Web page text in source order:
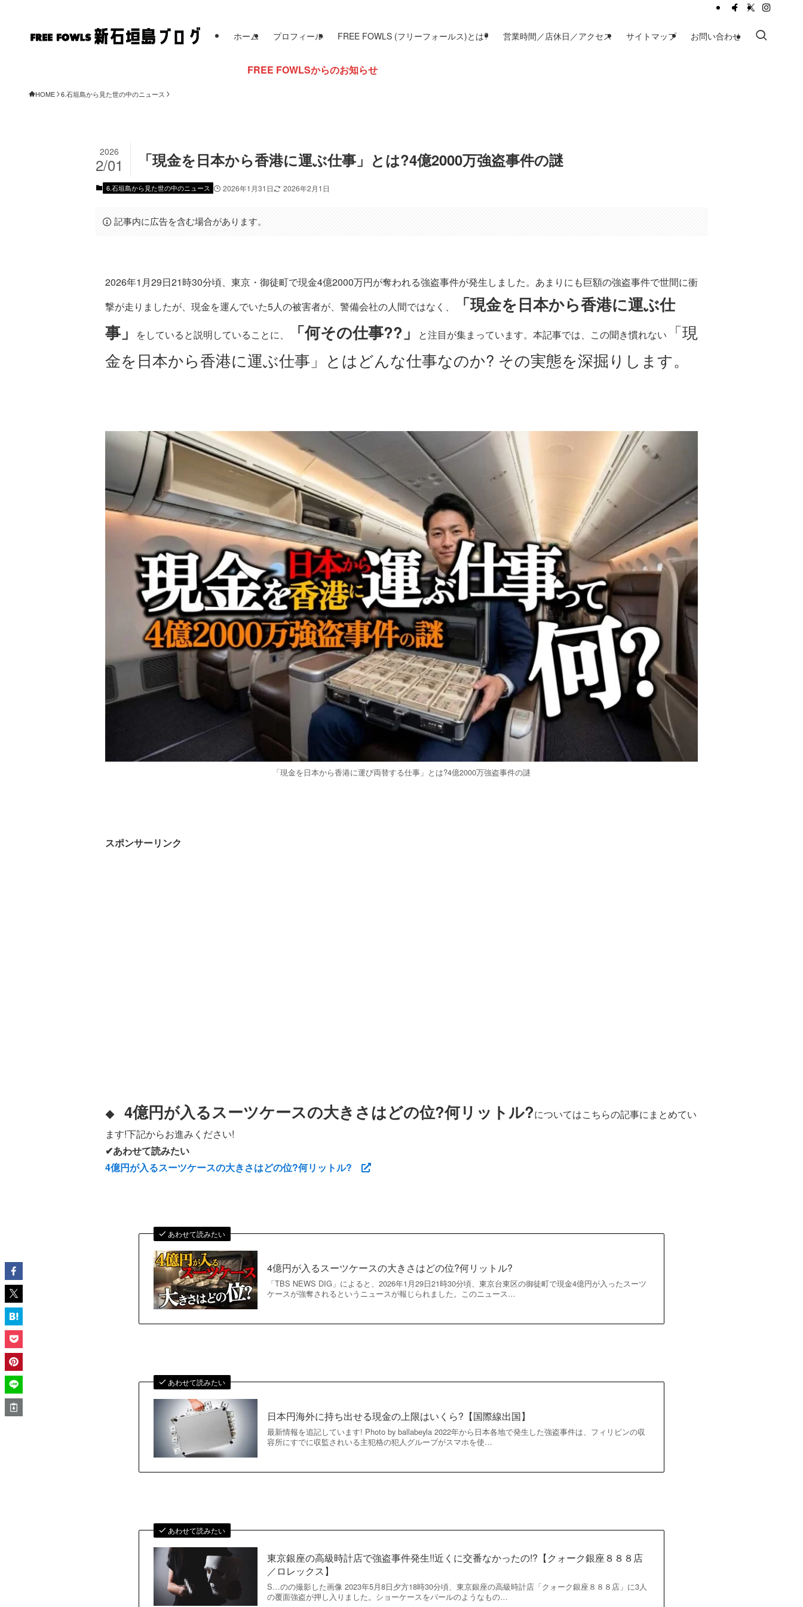
ホーム プロフィール FREE FOWLS (フリーフォールス)とは? 営業時間／店休日／アクセス サイトマップ お問い合わせ
FREE FOWLSからのお知らせ
HOME 6.石垣島から見た世の中のニュース
「現金を日本から香港に運ぶ仕事」とは?4億2000万強盗事件の謎
2026
2/01
6.石垣島から見た世の中のニュース 2026年1月31日 2026年2月1日
記事内に広告を含む場合があります。
2026年1月29日21時30分頃、東京・御徒町で現金4億2000万円が奪われる強盗事件が発生しました。あまりにも巨額の強盗事件で世間に衝
撃が走りましたが、現金を運んでいた5人の被害者が、警備会社の人間ではなく、
「現金を日本から香港に運ぶ仕
事」
をしていると説明していることに、 「何その仕事??」 と注目が集まっています。本記事では、この聞き慣れない
「現
金を日本から香港に運ぶ仕事」とはどんな仕事なのか? その実態を深掘りします。
「現金を日本から香港に運び両替する仕事」とは?4億2000万強盗事件の謎
スポンサーリンク
◆ 4億円が入るスーツケースの大きさはどの位?何リットル?についてはこちらの記事にまとめてい
ます!下記からお進みください!
✔あわせて読みたい
4億円が入るスーツケースの大きさはどの位?何リットル?
あわせて読みたい
4億円が入るスーツケースの大きさはどの位?何リットル?
「TBS NEWS DIG」によると、2026年1月29日21時30分頃、東京台東区の御徒町で現金4億円が入ったスーツ
ケースが強奪されるというニュースが報じられました。このニュース…
あわせて読みたい
日本円海外に持ち出せる現金の上限はいくら?【国際線出国】
最新情報を追記しています! Photo by ballabeyla 2022年から日本各地で発生した強盗事件は、フィリピンの収
容所にすでに収監されいる主犯格の犯人グループがスマホを使…
あわせて読みたい
東京銀座の高級時計店で強盗事件発生!!近くに交番なかったの!?【クォーク銀座８８８店
／ロレックス】
S…のの撮影した画像 2023年5月8日夕方18時30分頃、東京銀座の高級時計店「クォーク銀座８８８店」に3人
の覆面強盗が押し入りました。ショーケースをバールのようなもの…